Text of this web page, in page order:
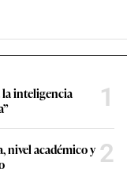
la inteligencia
1
nivel académico y 2